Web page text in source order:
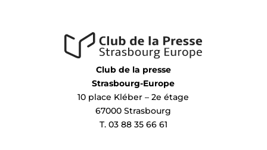
Club de la presse
Strasbourg-Europe
10 place Kléber – 2e étage
67000 Strasbourg
T. 03 88 35 66 61